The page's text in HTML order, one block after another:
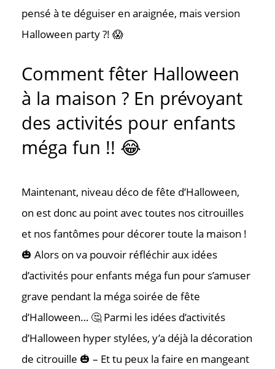
pensé à te déguiser en araignée, mais version
Halloween party ?! 😱
Comment fêter Halloween
à la maison ? En prévoyant
des activités pour enfants
méga fun !! 😂
Maintenant, niveau déco de fête d’Halloween,
on est donc au point avec toutes nos citrouilles
et nos fantômes pour décorer toute la maison !
🎃 Alors on va pouvoir réfléchir aux idées
d’activités pour enfants méga fun pour s’amuser
grave pendant la méga soirée de fête
d’Halloween… 🤔 Parmi les idées d’activités
d’Halloween hyper stylées, y’a déjà la décoration
de citrouille 🎃 – Et tu peux la faire en mangeant